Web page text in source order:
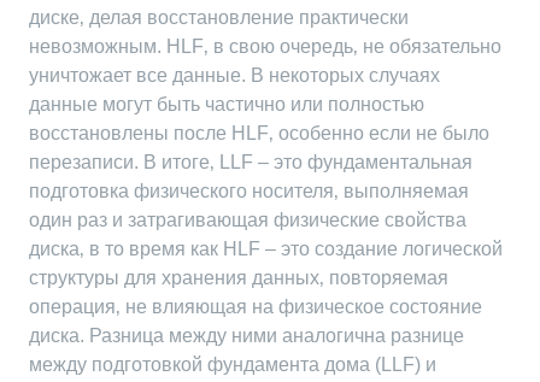
диске‚ делая восстановление практически
невозможным. HLF‚ в свою очередь‚ не обязательно
уничтожает все данные. В некоторых случаях
данные могут быть частично или полностью
восстановлены после HLF‚ особенно если не было
перезаписи. В итоге‚ LLF – это фундаментальная
подготовка физического носителя‚ выполняемая
один раз и затрагивающая физические свойства
диска‚ в то время как HLF – это создание логической
структуры для хранения данных‚ повторяемая
операция‚ не влияющая на физическое состояние
диска. Разница между ними аналогична разнице
между подготовкой фундамента дома (LLF) и